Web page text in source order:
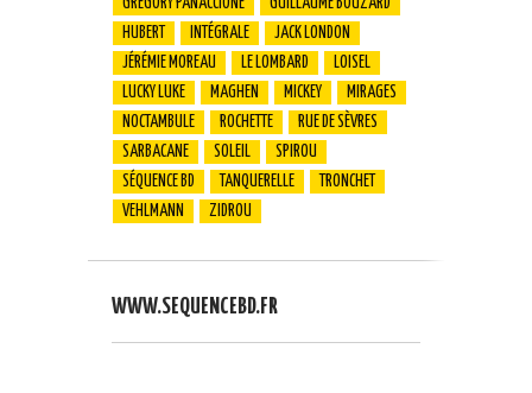
GRÉGORY PANACCIONE
GUILLAUME BOUZARD
HUBERT
INTÉGRALE
JACK LONDON
JÉRÉMIE MOREAU
LE LOMBARD
LOISEL
LUCKY LUKE
MAGHEN MICKEY
MIRAGES
NOCTAMBULE
ROCHETTE
RUE DE SÈVRES
SARBACANE
SOLEIL
SPIROU
SÉQUENCE BD
TANQUERELLE
TRONCHET
VEHLMANN
ZIDROU
WWW.SEQUENCEBD.FR